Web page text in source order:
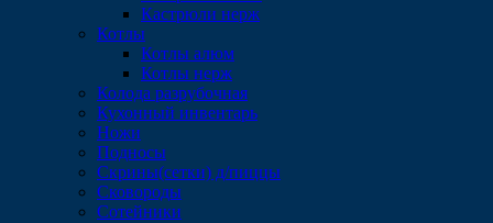
Кастрюли нерж
Котлы
Котлы алюм
Котлы нерж
Колода разрубочная
Кухонный инвентарь
Ножи
Подносы
Скрины(сетки) д/пиццы
Сковороды
Сотейники